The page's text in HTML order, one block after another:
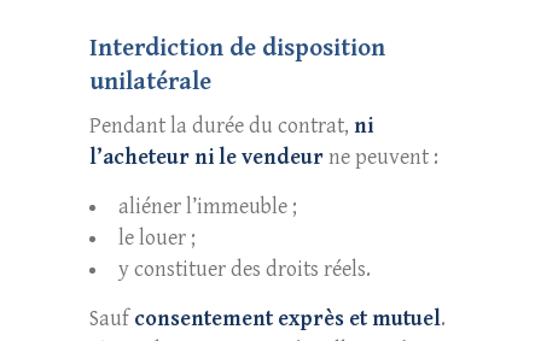
Interdiction de disposition
unilatérale
Pendant la durée du contrat, ni
l’acheteur ni le vendeurne peuvent :
aliéner l’immeuble ;
le louer ;
y constituer des droits réels.
Sauf consentement exprès et mutuel.